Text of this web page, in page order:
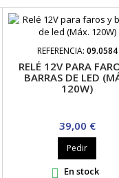
REFERENCIA: 09.0584
RELÉ 12V PARA
BARRAS DE LED
120W)
Precio
39,00 €
Pedir
 En stock